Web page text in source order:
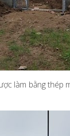
làm bằng thép